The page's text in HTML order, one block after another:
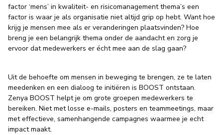
factor ‘mens’ in kwaliteit- en risicomanagement thema’s een
factor is waar je als organisatie niet altijd grip op hebt. Want hoe
krijg je mensen mee als er veranderingen plaatsvinden? Hoe
breng je een belangrijk thema onder de aandacht en zorg je
ervoor dat medewerkers er écht mee aan de slag gaan?
Uit de behoefte om mensen in beweging te brengen, ze te laten
meedenken en een dialoog te initiëren is BOOST ontstaan.
Zenya BOOST helpt je om grote groepen medewerkers te
bereiken. Niet met losse e-mails, posters en teammeetings, maar
met effectieve, samenhangende campagnes waarmee je echt
impact maakt.